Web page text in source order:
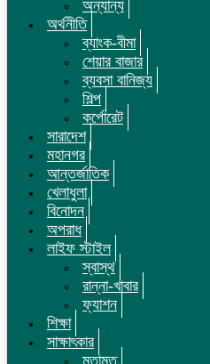
অন্যান্য
অর্থনীতি
ব্যাংক-বীমা
শেয়ার বাজার
ব্যবসা বানিজ্য
শিল্প
কর্পোরেট
সারাদেশ
মহানগর
আন্তর্জাতিক
খেলাধুলা
বিনোদন
অপরাধ
লাইফ স্টাইল
স্বাস্থ
রান্না-খাবার
ফ্যাশন
শিক্ষা
সাক্ষাৎকার